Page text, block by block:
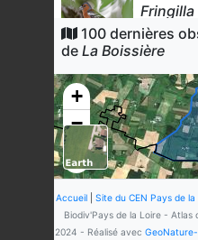
26
Dernière
22
Dernière
Tyto
21
100 dernières
de La Boissière
+
−
Accueil Site du CEN Pays de la
Biodiv'Pays de la Loire - Atlas
2024 - Réalisé avec